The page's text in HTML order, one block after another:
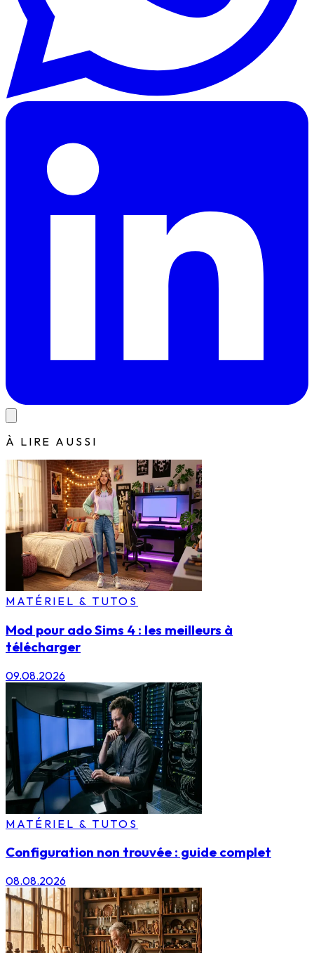
À LIRE AUSSI
MATÉRIEL & TUTOS
Mod pour ado Sims 4 : les meilleurs à
télécharger
09.08.2026
MATÉRIEL & TUTOS
Configuration non trouvée : guide complet
08.08.2026